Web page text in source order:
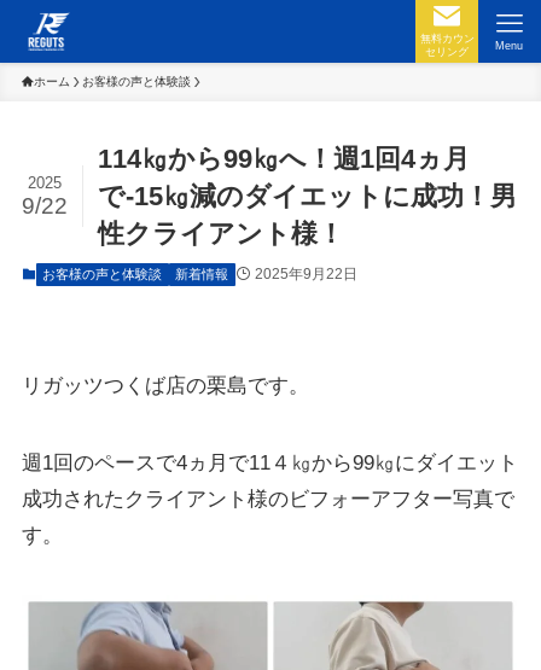
無料カウン
セリング
Menu
ホーム お客様の声と体験談
114㎏から99㎏へ！週1回4ヵ月
で-15㎏減のダイエットに成功！男
性クライアント様！
2025
9/22
お客様の声と体験談 新着情報 2025年9月22日
リガッツつくば店の栗島です。
週1回のペースで4ヵ月で11４㎏から99㎏にダイエット
成功されたクライアント様のビフォーアフター写真で
す。